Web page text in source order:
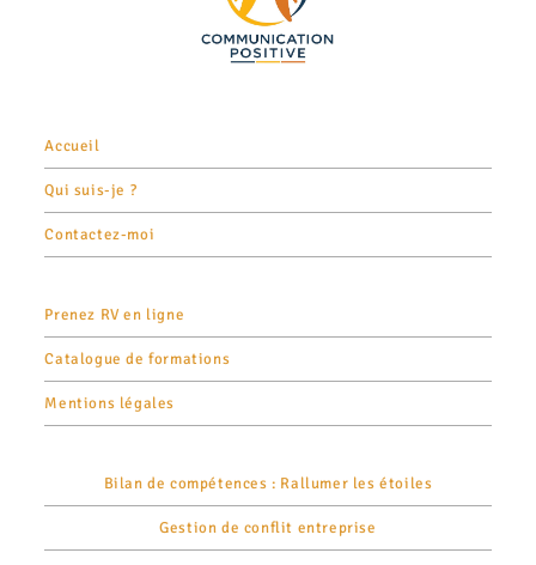
Accueil
Qui suis-je ?
Contactez-moi
Prenez RV en ligne
Catalogue de formations
Mentions légales
Bilan de compétences : Rallumer les étoiles
Gestion de conflit entreprise